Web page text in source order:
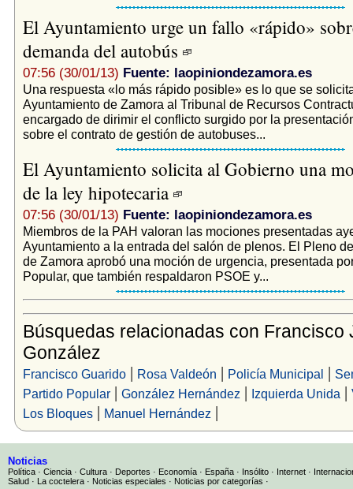
El Ayuntamiento urge un fallo «rápido»
demanda del autobús
07:56 (30/01/13) Fuente: laopiniondezamora.es
Una respuesta «lo más rápido posible» es lo que se
Ayuntamiento de Zamora al Tribunal de Recursos
encargado de dirimir el conflicto surgido por la
sobre el contrato de gestión de autobuses...
El Ayuntamiento solicita al Gobierno una
de la ley hipotecaria
07:56 (30/01/13) Fuente: laopiniondezamora.es
Miembros de la PAH valoran las mociones presentadas
Ayuntamiento a la entrada del salón de plenos. El Pleno
de Zamora aprobó una moción de urgencia, presentada
Popular, que también respaldaron PSOE y...
Búsquedas relacionadas con Francisco
González
Francisco Guarido| Rosa Valdeón | Policía Municipal |
Partido Popular| González Hernández | Izquierda Unida |
Los Bloques| Manuel Hernández |
Noticias
Política · Ciencia · Cultura · Deportes · Economía · España · Insólito · Internet ·
Salud · La coctelera · Noticias especiales · Noticias por categorías ·